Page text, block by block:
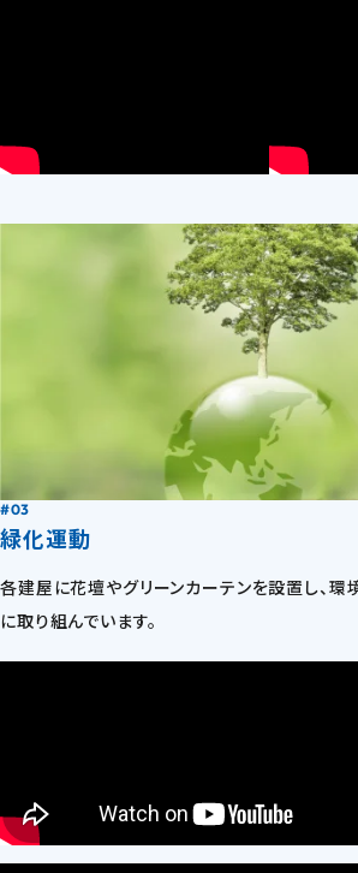
#03
緑化運動
各建屋に花壇やグリーンカーテンを設置し、
に取り組んでいます。